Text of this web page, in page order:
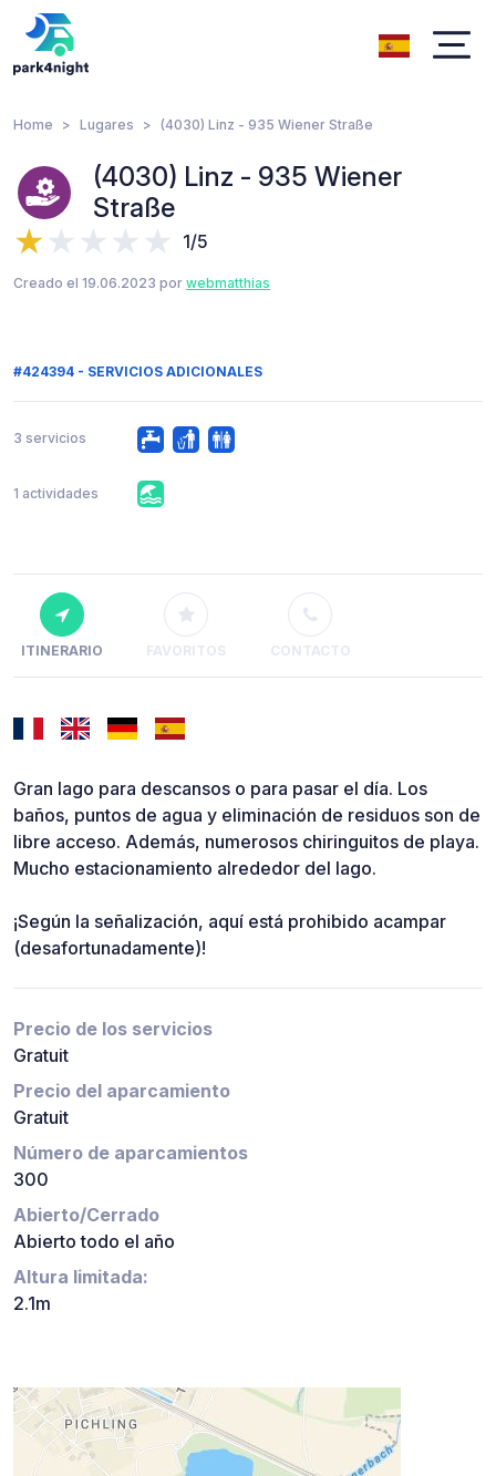
Home Lugares (4030) Linz - 935 Wiener Straße
(4030) Linz - 935 Wiener
Straße
1/5
Creado el 19.06.2023 por webmatthias
#424394 - SERVICIOS ADICIONALES
3 servicios
1 actividades
ITINERARIO FAVORITOS CONTACTO
Gran lago para descansos o para pasar el día. Los
baños, puntos de agua y eliminación de residuos son de
libre acceso. Además, numerosos chiringuitos de playa.
Mucho estacionamiento alrededor del lago.
¡Según la señalización, aquí está prohibido acampar
(desafortunadamente)!
Precio de los servicios
Gratuit
Precio del aparcamiento
Gratuit
Número de aparcamientos
300
Abierto/Cerrado
Abierto todo el año
Altura limitada:
2.1m